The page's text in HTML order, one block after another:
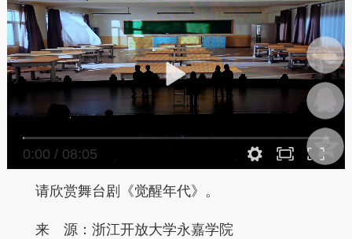
0:00 / 08:05
请欣赏舞台剧《觉醒年代》。
来 源：浙江开放大学永嘉学院